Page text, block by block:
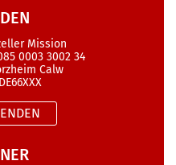
Mission
0003 3002 34
Calw